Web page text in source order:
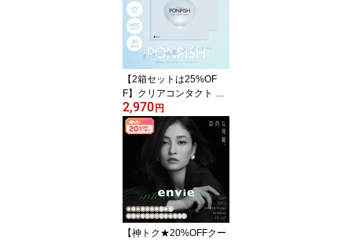
【2箱セットは25%OF
F】クリアコンタクト PO
NPISH 1day ポンピッシ
ュ ワンデー 【1箱30枚入
り】[度あり 高度数 コン
タクト クリア 1日使い捨
て UVカット]【送料無
2,970 円
【神トク★20%OFFクー